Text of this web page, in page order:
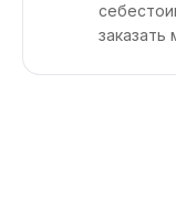
заказать